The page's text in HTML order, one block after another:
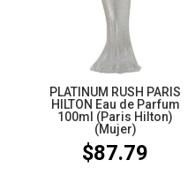
PLATINUM RUSH PARIS
HILTON Eau de Parfum
100ml (Paris Hilton)
(Mujer)
$87.79